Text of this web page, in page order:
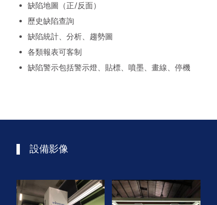
缺陷地圖（正/反面）
歷史缺陷查詢
缺陷統計、分析、趨勢圖
各類報表可客制
缺陷警示包括警示燈、貼標、噴墨、畫線、停機
設備影像